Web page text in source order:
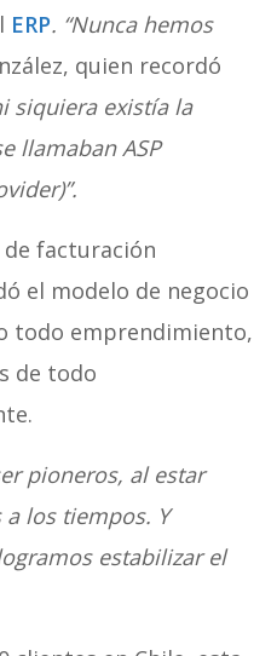
ERP. “Nunca hemos
quien recordó
siquiera existía la
llamaban ASP
facturación
el modelo de negocio
todo emprendimiento,
de todo
pioneros, al estar
los tiempos. Y
estabilizar el